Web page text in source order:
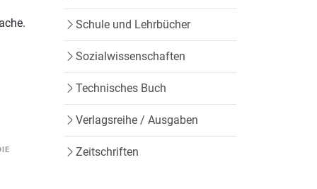
Schule und Lehrbücher
Sozialwissenschaften
Technisches Buch
Verlagsreihe / Ausgaben
Zeitschriften